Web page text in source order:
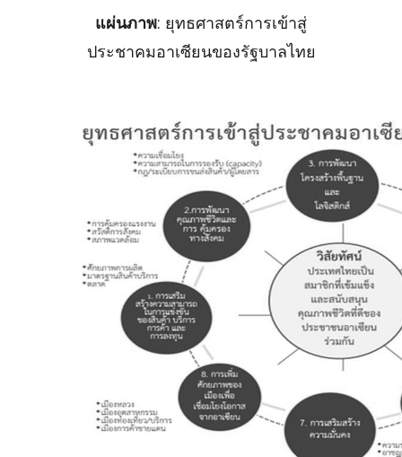
แผ่นภาพ: ยุทธศาสตร์การเข้าสู่
ประชาคมอาเซียนของรัฐบาลไทย